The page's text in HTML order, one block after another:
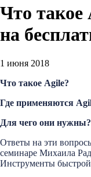
Что такое
на
1 июня 2018
Что такое Agile?
Где применяются
Для чего они нужны?
Ответы на эти
семинаре Михаила
Инструменты